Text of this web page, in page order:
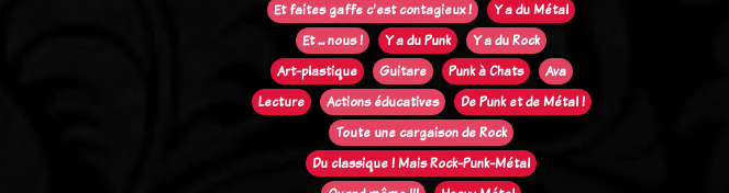
Et faites gaffe c'est contagieux !
Y a du Métal
Et ... nous !
Y a du Punk
Y a du Rock
Art-plastique
Guitare Punk à Chats
Ava
Lecture
Actions éducatives
De Punk et de Métal !
Toute une cargaison de Rock
Du classique ! Mais Rock-Punk-Métal